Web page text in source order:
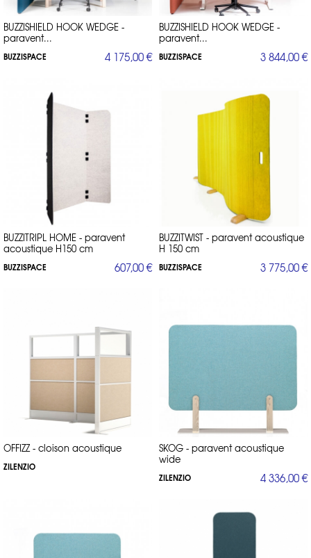
BUZZISHIELD HOOK WEDGE -
paravent...
BUZZISPACE 4 175,00 €
BUZZISHIELD HOOK WEDGE -
paravent...
BUZZISPACE 3 844,00 €
BUZZITRIPL HOME - paravent
acoustique H150 cm
BUZZISPACE 607,00 €
BUZZITWIST - paravent acoustique
H 150 cm
BUZZISPACE 3 775,00 €
OFFIZZ - cloison acoustique
ZILENZIO
SKOG - paravent acoustique
wide
ZILENZIO 4 336,00 €